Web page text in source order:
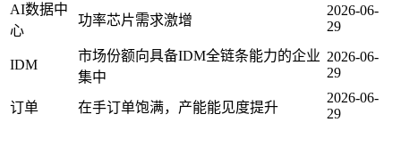
AI数据中
心
功率芯片需求激增
2026-06-
29
IDM
市场份额向具备IDM全链条能力的企业
集中
2026-06-
29
订单 在手订单饱满，产能能见度提升
2026-06-
29